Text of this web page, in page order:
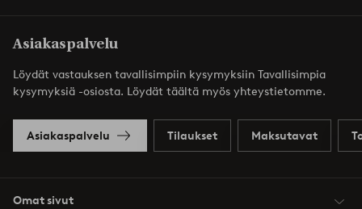
Asiakaspalvelu
Löydät vastauksen tavallisimpiin kysymyksiin Tavallisimpia
kysymyksiä -osiosta. Löydät täältä myös yhteystietomme.
Asiakaspalvelu Tilaukset Maksutavat
Omat sivut